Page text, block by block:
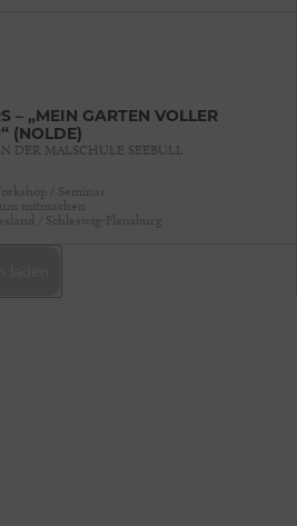
– „MEIN GARTEN VOLLER
(NOLDE)
DER MALSCHULE SEEBÜLL